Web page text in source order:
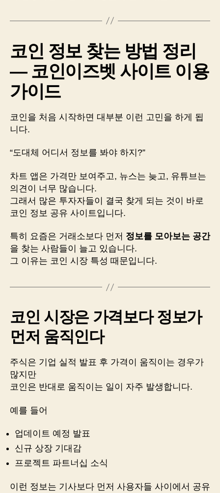
코인 정보 찾는 방법 정리
― 코인이즈벳 사이트 이용
가이드
코인을 처음 시작하면 대부분 이런 고민을 하게 됩
니다.
“도대체 어디서 정보를 봐야 하지?”
차트 앱은 가격만 보여주고, 뉴스는 늦고, 유튜브는
의견이 너무 많습니다.
그래서 많은 투자자들이 결국 찾게 되는 것이 바로
코인 정보 공유 사이트입니다.
특히 요즘은 거래소보다 먼저 정보를 모아보는 공간
을 찾는 사람들이 늘고 있습니다.
그 이유는 코인 시장 특성 때문입니다.
코인 시장은 가격보다 정보가
먼저 움직인다
주식은 기업 실적 발표 후 가격이 움직이는 경우가
많지만
코인은 반대로 움직이는 일이 자주 발생합니다.
예를 들어
업데이트 예정 발표
신규 상장 기대감
프로젝트 파트너십 소식
이런 정보는 기사보다 먼저 사용자들 사이에서 공유